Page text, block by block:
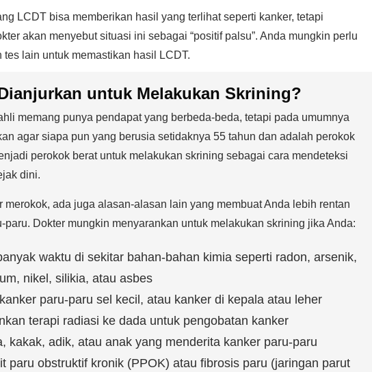
LCDT bisa memberikan hasil yang terlihat seperti kanker, tetapi
akan menyebut situasi ini sebagai “positif palsu”. Anda mungkin perlu
lain untuk memastikan hasil LCDT.
untuk Melakukan Skrining?
memang punya pendapat yang berbeda-beda, tetapi pada umumnya
agar siapa pun yang berusia setidaknya 55 tahun dan adalah perokok
perokok berat untuk melakukan skrining sebagai cara mendeteksi
dini.
merokok, ada juga alasan-alasan lain yang membuat Anda lebih rentan
paru. Dokter mungkin menyarankan untuk melakukan skrining jika Anda:
waktu di sekitar bahan-bahan kimia seperti radon, arsenik,
nikel, silikia, atau asbes
paru-paru sel kecil, atau kanker di kepala atau leher
terapi radiasi ke dada untuk pengobatan kanker
kakak, adik, atau anak yang menderita kanker paru-paru
paru obstruktif kronik (PPOK) atau fibrosis paru (jaringan parut